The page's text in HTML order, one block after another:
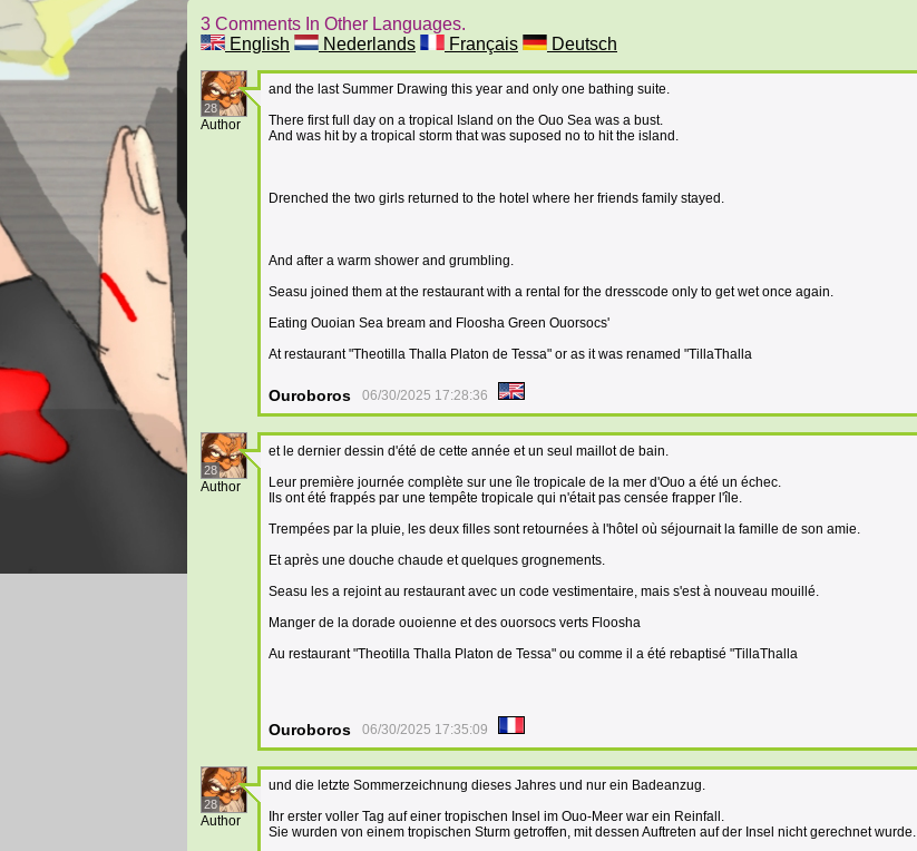
3 Comments In Other Languages.
English
Nederlands Français Deutsch
28
Author
and the last Summer Drawing this year and only one bathing suite.
There first full day on a tropical Island on the Ouo Sea was a bust.
And was hit by a tropical storm that was suposed no to hit the island.
Drenched the two girls returned to the hotel where her friends family stayed.
And after a warm shower and grumbling.
Seasu joined them at the restaurant with a rental for the dresscode only to get wet once again.
Eating Ouoian Sea bream and Floosha Green Ouorsocs'
At restaurant "Theotilla Thalla Platon de Tessa" or as it was renamed "TillaThalla
Ouroboros 06/30/2025 17:28:36
28
Author
et le dernier dessin d'été de cette année et un seul maillot de bain.
Leur première journée complète sur une île tropicale de la mer d'Ouo a été un échec.
Ils ont été frappés par une tempête tropicale qui n'était pas censée frapper l'île.
Trempées par la pluie, les deux filles sont retournées à l'hôtel où séjournait la famille de son amie.
Et après une douche chaude et quelques grognements.
Seasu les a rejoint au restaurant avec un code vestimentaire, mais s'est à nouveau mouillé.
Manger de la dorade ouoienne et des ouorsocs verts Floosha
Au restaurant "Theotilla Thalla Platon de Tessa" ou comme il a été rebaptisé "TillaThalla
Ouroboros 06/30/2025 17:35:09
28
Author
und die letzte Sommerzeichnung dieses Jahres und nur ein Badeanzug.
Ihr erster voller Tag auf einer tropischen Insel im Ouo-Meer war ein Reinfall.
Sie wurden von einem tropischen Sturm getroffen, mit dessen Auftreten auf der Insel nicht gerechnet wurde.